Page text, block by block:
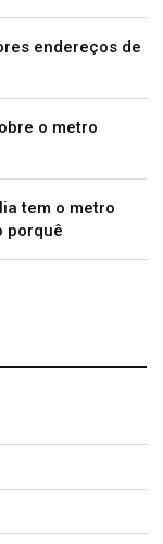
endereços de
o metro
tem o metro
porquê